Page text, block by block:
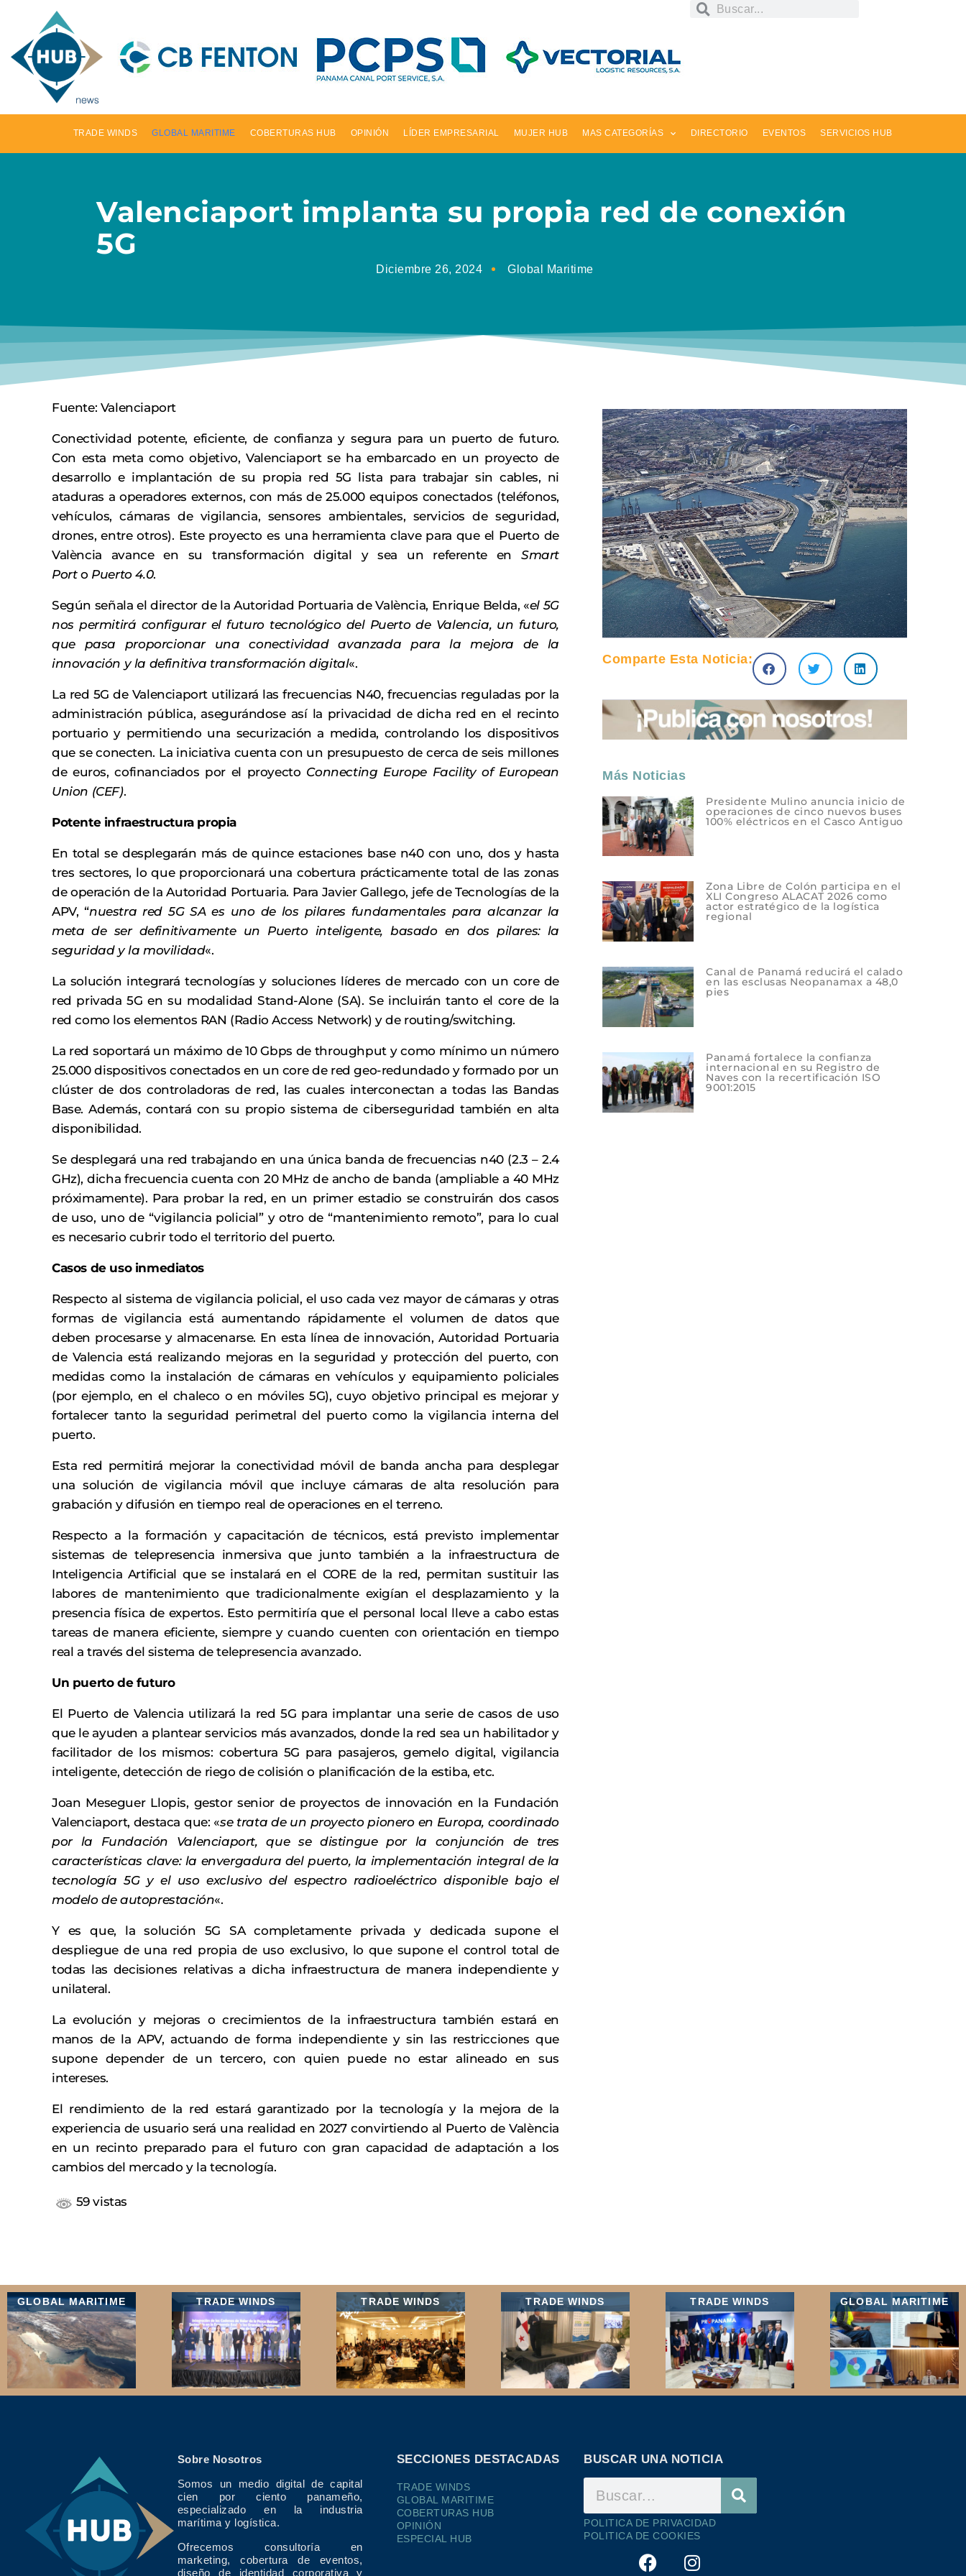
TRADE WINDS GLOBAL MARITIME COBERTURAS HUB OPINIÓN LÍDER EMPRESARIAL MUJER HUB MAS CATEGORÍAS DIRECTORIO EVENTOS SERVICIOS HUB
Valenciaport implanta su propia red de conexión
5G
Diciembre 26, 2024 Global Maritime
Fuente: Valenciaport
Conectividad potente, eficiente, de confianza y segura para un puerto de futuro.
Con esta meta como objetivo, Valenciaport se ha embarcado en un proyecto de
desarrollo e implantación de su propia red 5G lista para trabajar sin cables, ni
ataduras a operadores externos, con más de 25.000 equipos conectados (teléfonos,
vehículos, cámaras de vigilancia, sensores ambientales, servicios de seguridad,
drones, entre otros). Este proyecto es una herramienta clave para que el Puerto de
València avance en su transformación digital y sea un referente en Smart
Porto Puerto 4.0.
Según señala el director de la Autoridad Portuaria de València, Enrique Belda, «el 5G
nos permitirá configurar el futuro tecnológico del Puerto de Valencia, un futuro,
que pasa proporcionar una conectividad avanzada para la mejora de la
innovación y la definitiva transformación digital«.
La red 5G de Valenciaport utilizará las frecuencias N40, frecuencias reguladas por la
administración pública, asegurándose así la privacidad de dicha red en el recinto
portuario y permitiendo una securización a medida, controlando los dispositivos
que se conecten. La iniciativa cuenta con un presupuesto de cerca de seis millones
de euros, cofinanciados por el proyecto Connecting Europe Facility of European
Union (CEF).
Potente infraestructura propia
En total se desplegarán más de quince estaciones base n40 con uno, dos y hasta
tres sectores, lo que proporcionará una cobertura prácticamente total de las zonas
de operación de la Autoridad Portuaria. Para Javier Gallego, jefe de Tecnologías de la
APV, “nuestra red 5G SA es uno de los pilares fundamentales para alcanzar la
meta de ser definitivamente un Puerto inteligente, basado en dos pilares: la
seguridad y la movilidad«.
La solución integrará tecnologías y soluciones líderes de mercado con un core de
red privada 5G en su modalidad Stand-Alone (SA). Se incluirán tanto el core de la
red como los elementos RAN (Radio Access Network) y de routing/switching.
La red soportará un máximo de 10 Gbps de throughput y como mínimo un número
25.000 dispositivos conectados en un core de red geo-redundado y formado por un
clúster de dos controladoras de red, las cuales interconectan a todas las Bandas
Base. Además, contará con su propio sistema de ciberseguridad también en alta
disponibilidad.
Se desplegará una red trabajando en una única banda de frecuencias n40 (2.3 – 2.4
GHz), dicha frecuencia cuenta con 20 MHz de ancho de banda (ampliable a 40 MHz
próximamente). Para probar la red, en un primer estadio se construirán dos casos
de uso, uno de “vigilancia policial” y otro de “mantenimiento remoto”, para lo cual
es necesario cubrir todo el territorio del puerto.
Casos de uso inmediatos
Respecto al sistema de vigilancia policial, el uso cada vez mayor de cámaras y otras
formas de vigilancia está aumentando rápidamente el volumen de datos que
deben procesarse y almacenarse. En esta línea de innovación, Autoridad Portuaria
de Valencia está realizando mejoras en la seguridad y protección del puerto, con
medidas como la instalación de cámaras en vehículos y equipamiento policiales
(por ejemplo, en el chaleco o en móviles 5G), cuyo objetivo principal es mejorar y
fortalecer tanto la seguridad perimetral del puerto como la vigilancia interna del
puerto.
Esta red permitirá mejorar la conectividad móvil de banda ancha para desplegar
una solución de vigilancia móvil que incluye cámaras de alta resolución para
grabación y difusión en tiempo real de operaciones en el terreno.
Respecto a la formación y capacitación de técnicos, está previsto implementar
sistemas de telepresencia inmersiva que junto también a la infraestructura de
Inteligencia Artificial que se instalará en el CORE de la red, permitan sustituir las
labores de mantenimiento que tradicionalmente exigían el desplazamiento y la
presencia física de expertos. Esto permitiría que el personal local lleve a cabo estas
tareas de manera eficiente, siempre y cuando cuenten con orientación en tiempo
real a través del sistema de telepresencia avanzado.
Un puerto de futuro
El Puerto de Valencia utilizará la red 5G para implantar una serie de casos de uso
que le ayuden a plantear servicios más avanzados, donde la red sea un habilitador y
facilitador de los mismos: cobertura 5G para pasajeros, gemelo digital, vigilancia
inteligente, detección de riego de colisión o planificación de la estiba, etc.
Joan Meseguer Llopis, gestor senior de proyectos de innovación en la Fundación
Valenciaport, destaca que: «se trata de un proyecto pionero en Europa, coordinado
por la Fundación Valenciaport, que se distingue por la conjunción de tres
características clave: la envergadura del puerto, la implementación integral de la
tecnología 5G y el uso exclusivo del espectro radioeléctrico disponible bajo el
modelo de autoprestación«.
Y es que, la solución 5G SA completamente privada y dedicada supone el
despliegue de una red propia de uso exclusivo, lo que supone el control total de
todas las decisiones relativas a dicha infraestructura de manera independiente y
unilateral.
La evolución y mejoras o crecimientos de la infraestructura también estará en
manos de la APV, actuando de forma independiente y sin las restricciones que
supone depender de un tercero, con quien puede no estar alineado en sus
intereses.
El rendimiento de la red estará garantizado por la tecnología y la mejora de la
experiencia de usuario será una realidad en 2027 convirtiendo al Puerto de València
en un recinto preparado para el futuro con gran capacidad de adaptación a los
cambios del mercado y la tecnología.
59 vistas
Comparte Esta Noticia:
Más Noticias
Presidente Mulino anuncia inicio de
operaciones de cinco nuevos buses
100% eléctricos en el Casco Antiguo
Zona Libre de Colón participa en el
XLI Congreso ALACAT 2026 como
actor estratégico de la logística
regional
Canal de Panamá reducirá el calado
en las esclusas Neopanamax a 48,0
pies
Panamá fortalece la confianza
internacional en su Registro de
Naves con la recertificación ISO
9001:2015
GLOBAL MARITIME TRADE WINDS TRADE WINDS TRADE WINDS TRADE WINDS GLOBAL MARITIME
Sobre Nosotros
Somos un medio digital de capital
cien por ciento panameño,
especializado en la industria
marítima y logística.
Ofrecemos consultoría en
marketing, cobertura de eventos,
diseño de identidad corporativa y
SECCIONES DESTACADAS
TRADE WINDS
GLOBAL MARITIME
COBERTURAS HUB
OPINIÓN
ESPECIAL HUB
BUSCAR UNA NOTICIA
POLITICA DE PRIVACIDAD
POLITICA DE COOKIES